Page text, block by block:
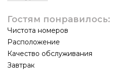
Гостям понравилось:
Чистота номеров
Расположение
Качество обслуживания
Завтрак